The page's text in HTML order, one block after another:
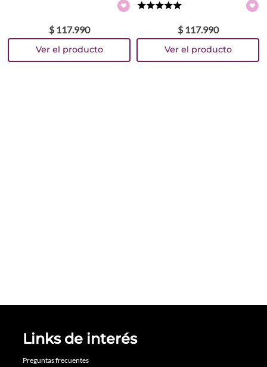
$ 117.990 $ 117.990
Links de interés
Preguntas frecuentes